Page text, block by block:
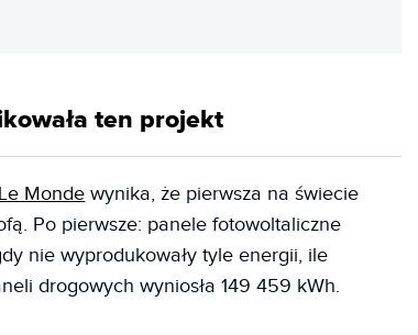
ten projekt
Monde wynika, że pierwsza na świecie
Po pierwsze: panele fotowoltaliczne
nie wyprodukowały tyle energii, ile
drogowych wyniosła 149 459 kWh.